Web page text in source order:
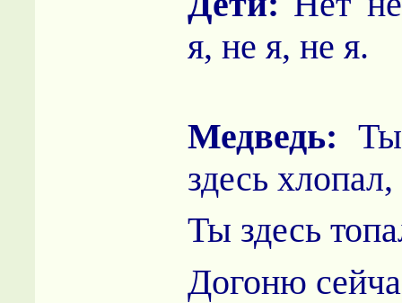
я, не я, не я.
Медведь:Ты
здесь хлопал,
Ты здесь
Догоню